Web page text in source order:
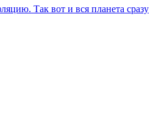
Так вот и вся планета сразу